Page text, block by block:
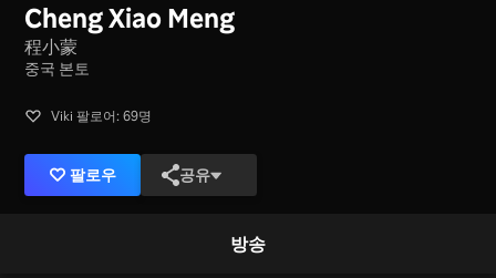
Cheng Xiao Meng
程小蒙
중국 본토
Viki 팔로어: 69명
팔로우 공유
방송